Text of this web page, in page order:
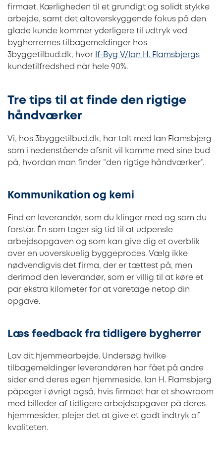
firmaet. Kærligheden til et grundigt og solidt stykke
arbejde, samt det altoverskyggende fokus på den
glade kunde kommer yderligere til udtryk ved
bygherrernes tilbagemeldinger hos
3byggetilbud.dk, hvor If-Byg V/Ian H. Flamsbjergs
kundetilfredshed når hele 90%.
Tre tips til at finde den rigtige
håndværker
Vi, hos 3byggetilbud.dk, har talt med Ian Flamsbjerg
som i nedenstående afsnit vil komme med sine bud
på, hvordan man finder ”den rigtige håndværker”.
Kommunikation og kemi
Find en leverandør, som du klinger med og som du
forstår. Én som tager sig tid til at udpensle
arbejdsopgaven og som kan give dig et overblik
over en uoverskuelig byggeproces. Vælg ikke
nødvendigvis det firma, der er tættest på, men
derimod den leverandør, som er villig til at køre et
par ekstra kilometer for at varetage netop din
opgave.
Læs feedback fra tidligere bygherrer
Lav dit hjemmearbejde. Undersøg hvilke
tilbagemeldinger leverandøren har fået på andre
sider end deres egen hjemmeside. Ian H. Flamsbjerg
påpeger i øvrigt også, hvis firmaet har et showroom
med billeder af tidligere arbejdsopgaver på deres
hjemmesider, plejer det at give et godt indtryk af
kvaliteten.